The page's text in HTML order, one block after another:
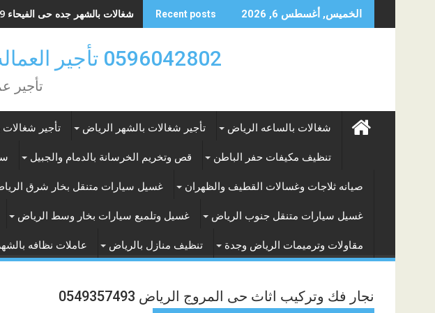
to
الخميس, أغسطس 6, 2026 Recent posts شغالات بالشهر جده حى الفيحاء 0577265649
0596042802 تأجير العماله المنزليه بالساعه والشهر بالرياض
تأجير
شغالات بالساعه الرياض تأجير شغالات بالشهر الرياض تأجير شغالات
تنظيف مكيفات حفر الباطن قص وتخريم الخرسانة بالدمام والجبيل
صيانه ثلاجات وغسالات القطيف والظهران غسيل سيارات متنقل بخار شرق
غسيل سيارات متنقل جنوب الرياض غسيل وتلميع سيارات بخار وسط الرياض
مقاولات وترميمات الرياض وجدة تنظيف منازل بالرياض عاملات نظافه
نجار فك وتركيب اثاث حى المروج الرياض 0549357493